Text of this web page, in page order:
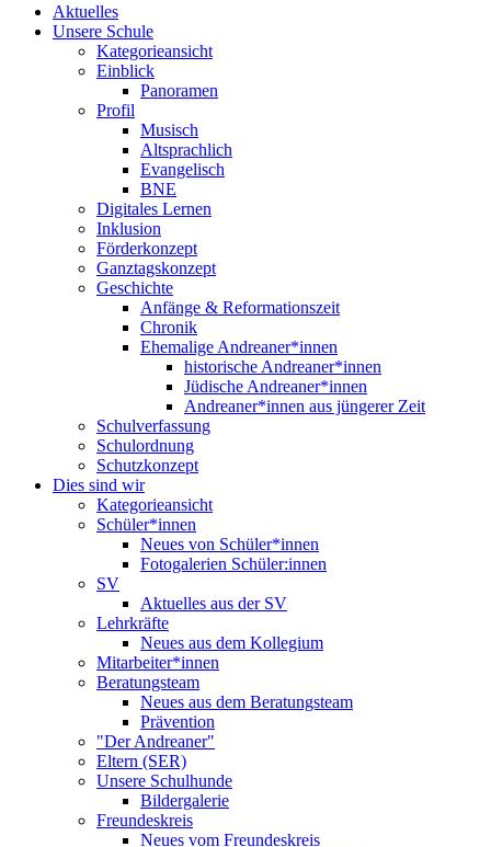
Aktuelles
Unsere Schule
Kategorieansicht
Einblick
Panoramen
Profil
Musisch
Altsprachlich
Evangelisch
BNE
Digitales Lernen
Inklusion
Förderkonzept
Ganztagskonzept
Geschichte
Anfänge & Reformationszeit
Chronik
Ehemalige Andreaner*innen
historische Andreaner*innen
Jüdische Andreaner*innen
Andreaner*innen aus jüngerer Zeit
Schulverfassung
Schulordnung
Schutzkonzept
Dies sind wir
Kategorieansicht
Schüler*innen
Neues von Schüler*innen
Fotogalerien Schüler:innen
SV
Aktuelles aus der SV
Lehrkräfte
Neues aus dem Kollegium
Mitarbeiter*innen
Beratungsteam
Neues aus dem Beratungsteam
Prävention
"Der Andreaner"
Eltern (SER)
Unsere Schulhunde
Bildergalerie
Freundeskreis
Neues vom Freundeskreis